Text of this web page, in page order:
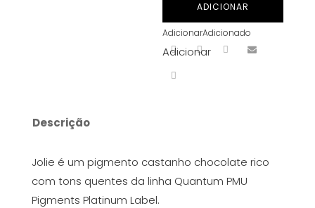
PMU
(Platinum
Label)
ADICIONAR
AdicionarAdicionado
Adicionar
Descrição
Jolie é um pigmento castanho chocolate rico
com tons quentes da linha Quantum PMU
Pigments Platinum Label.